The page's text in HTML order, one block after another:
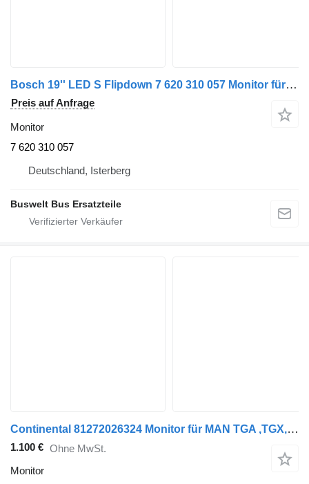
Bosch 19'' LED S Flipdown 7 620 310 057 Monitor für Setra MERCEDES & MAN Bus
Preis auf Anfrage
Monitor
7 620 310 057
Deutschland, Isterberg
Buswelt Bus Ersatzteile
Continental 81272026324 Monitor für MAN TGA ,TGX, TGS, TGL ,TGM Sattelzugmaschine
1.100 € Ohne MwSt.
Monitor